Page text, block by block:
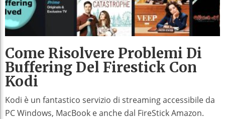
Come Risolvere Problemi Di
Buffering Del Firestick Con
Kodi
Kodi è un fantastico servizio di streaming accessibile da
PC Windows, MacBook e anche dal FireStick Amazon.